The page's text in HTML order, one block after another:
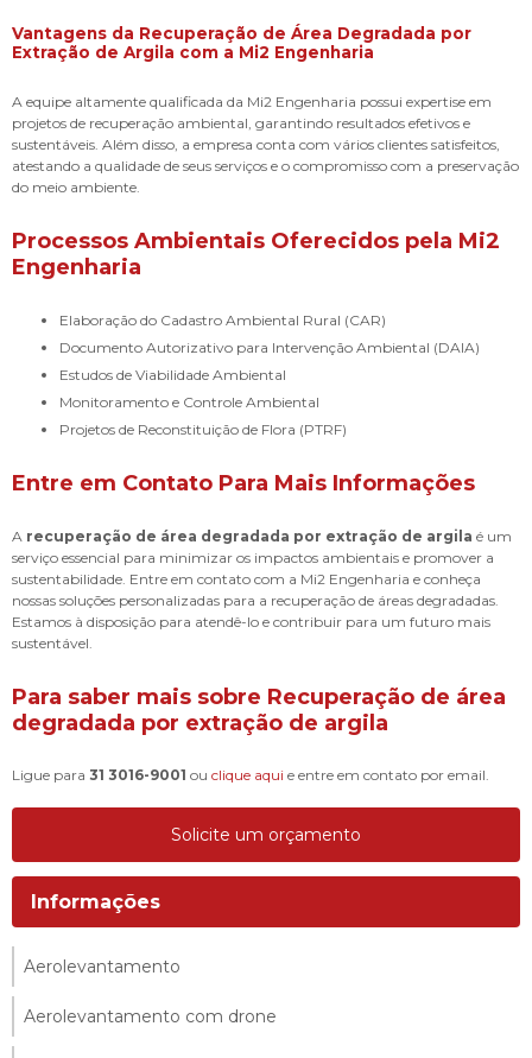
Vantagens da Recuperação de Área Degradada por
Extração de Argila com a Mi2 Engenharia
A equipe altamente qualificada da Mi2 Engenharia possui expertise em
projetos de recuperação ambiental, garantindo resultados efetivos e
sustentáveis. Além disso, a empresa conta com vários clientes satisfeitos,
atestando a qualidade de seus serviços e o compromisso com a preservação
do meio ambiente.
Processos Ambientais Oferecidos pela Mi2
Engenharia
Elaboração do Cadastro Ambiental Rural (CAR)
Documento Autorizativo para Intervenção Ambiental (DAIA)
Estudos de Viabilidade Ambiental
Monitoramento e Controle Ambiental
Projetos de Reconstituição de Flora (PTRF)
Entre em Contato Para Mais Informações
A recuperação de área degradada por extração de argila é um
serviço essencial para minimizar os impactos ambientais e promover a
sustentabilidade. Entre em contato com a Mi2 Engenharia e conheça
nossas soluções personalizadas para a recuperação de áreas degradadas.
Estamos à disposição para atendê-lo e contribuir para um futuro mais
sustentável.
Para saber mais sobre Recuperação de área
degradada por extração de argila
Ligue para 31 3016-9001 ou clique aqui e entre em contato por email.
Solicite um orçamento
Informações
Aerolevantamento
Aerolevantamento com drone